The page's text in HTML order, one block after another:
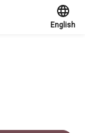
English